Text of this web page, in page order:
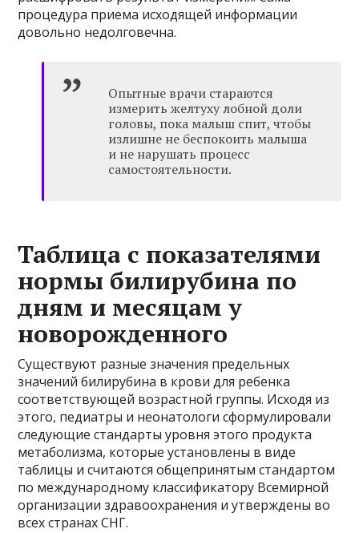
процедура приема исходящей информации
довольно недолговечна.
Опытные врачи стараются
измерить желтуху лобной доли
головы, пока малыш спит, чтобы
излишне не беспокоить малыша
и не нарушать процесс
самостоятельности.
Таблица с показателями
нормы билирубина по
дням и месяцам у
новорожденного
Существуют разные значения предельных
значений билирубина в крови для ребенка
соответствующей возрастной группы. Исходя из
этого, педиатры и неонатологи сформулировали
следующие стандарты уровня этого продукта
метаболизма, которые установлены в виде
таблицы и считаются общепринятым стандартом
по международному классификатору Всемирной
организации здравоохранения и утверждены во
всех странах СНГ.